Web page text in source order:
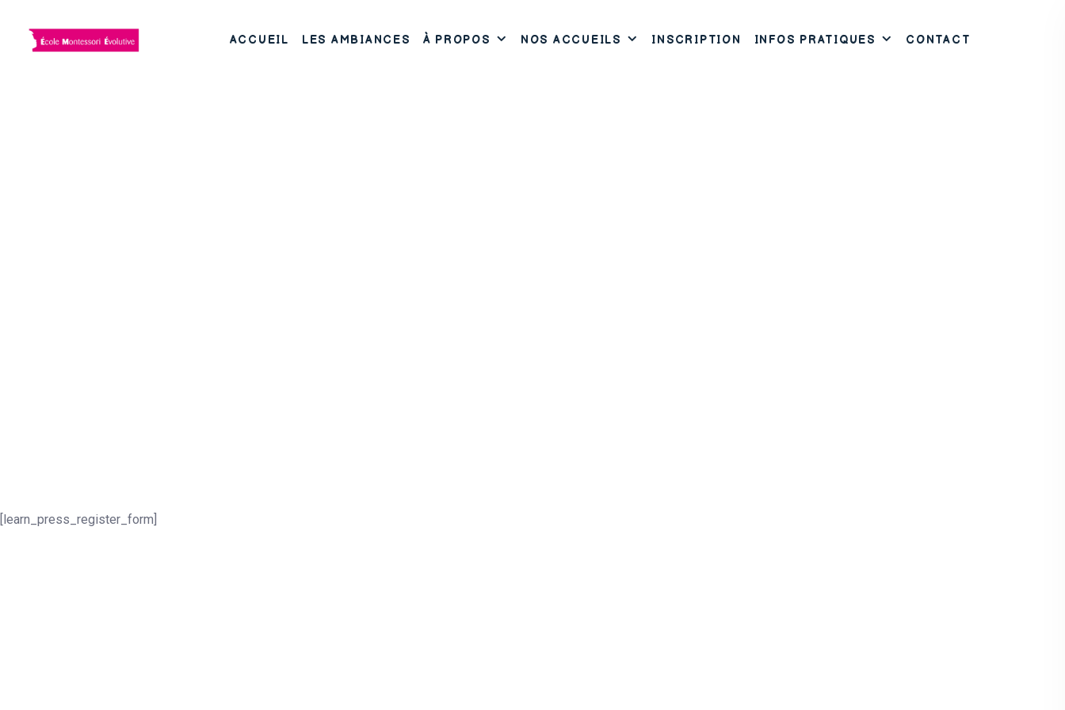
ACCUEIL LES AMBIANCES À PROPOS NOS ACCUEILS INSCRIPTION INFOS PRATIQUES CONTACT
[learn_press_register_form]